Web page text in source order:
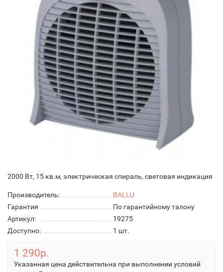
2000 Вт, 15 кв.м, электрическая спираль, световая индикация
Производитель:
BALLU
Гарантия
По гарантийному талону
Артикул:
19275
Доступно:
1 шт.
1 290р.
Указанная цена действительна при выполнении условий